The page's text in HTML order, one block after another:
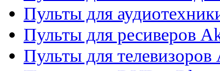
Пульты для
Пульты для ресиверов
Пульты для телевизоров